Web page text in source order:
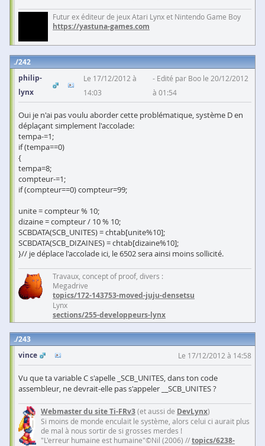
Futur ex éditeur de jeux Atari Lynx et Nintendo Game Boy
https://yastuna-games.com
242
philip-
lynx
Le 17/12/2012 à
14:03
Edité par Boo le 20/12/2012
à 01:54
Oui je n'ai pas voulu aborder cette problématique, système D en
déplaçant simplement l'accolade:
tempa-=1;
if (tempa==0)
{
tempa=8;
compteur-=1;
if (compteur==0) compteur=99;
unite = compteur % 10;
dizaine = compteur / 10 % 10;
SCBDATA(SCB_UNITES) = chtab[unite%10];
SCBDATA(SCB_DIZAINES) = chtab[dizaine%10];
}// je déplace l'accolade ici, le 6502 sera ainsi moins sollicité.
Travaux, concept of proof, divers :
Megadrive
topics/172-143753-moved-juju-densetsu
Lynx
sections/255-developpeurs-lynx
243
vince
Le 17/12/2012 à 14:58
Vu que ta variable C s'apelle _SCB_UNITES, dans ton code
assembleur, ne devrait-elle pas s'appeler _
SCB_UNITES ?
Webmaster du site Ti-FRv3(et aussi de DevLynx)
Si moins de monde enculait le système, alors celui ci aurait plus
de mal à nous sortir de si grosses merdes !
"L'erreur humaine est humaine"©Nil (2006) //topics/6238-